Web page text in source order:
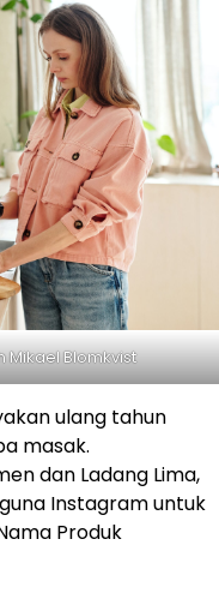
Blomkvist
ulang tahun
masak.
dan Ladang Lima,
Instagram untuk
Produk